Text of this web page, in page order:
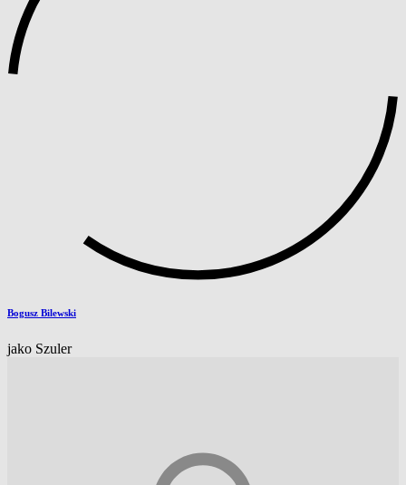
Bogusz Bilewski
jako Szuler